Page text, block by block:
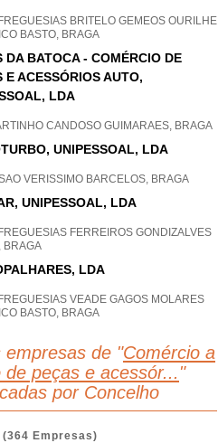
BRITELO GEMEOS OURILHE
BASTO, BRAGA
DA BATOCA - COMÉRCIO DE
E ACESSÓRIOS AUTO,
LDA
CANDOSO GUIMARAES, BRAGA
UNIPESSOAL, LDA
VERISSIMO BARCELOS, BRAGA
UNIPESSOAL, LDA
FERREIROS GONDIZALVES
BRAGA
LDA
VEADE GAGOS MOLARES
BASTO, BRAGA
empresas de "Comércio a
de peças e acessór... "
por Concelho
(364 Empresas)